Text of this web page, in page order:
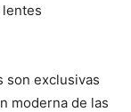
lentes
son exclusivas
moderna de las